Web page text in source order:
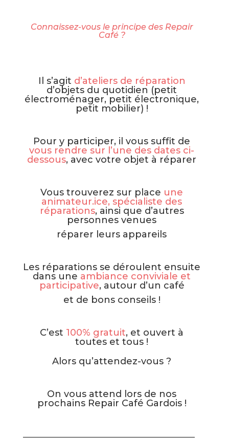
Connaissez-vous le principe des Repair
Café ?
Il s’agit d’ateliers de réparation
d’objets du quotidien (petit
électroménager, petit électronique,
petit mobilier) !
Pour y participer, il vous suffit de
vous rendre sur l’une des dates ci-
dessous, avec votre objet à réparer
Vous trouverez sur place une
animateur.ice, spécialiste des
réparations, ainsi que d’autres
personnes venues
réparer leurs appareils
Les réparations se déroulent ensuite
dans une ambiance conviviale et
participative, autour d’un café
et de bons conseils !
C’est 100% gratuit, et ouvert à
toutes et tous !
Alors qu’attendez-vous ?
On vous attend lors de nos
prochains Repair Café Gardois !
————————————————————————